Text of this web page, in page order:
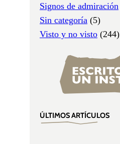
Signos de admiración
Sin categoría (5)
Visto y no visto (244)
ÚLTIMOS ARTÍCULOS